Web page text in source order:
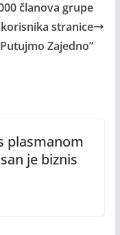
članova grupe
stranice
Zajedno”
plasmanom
je biznis